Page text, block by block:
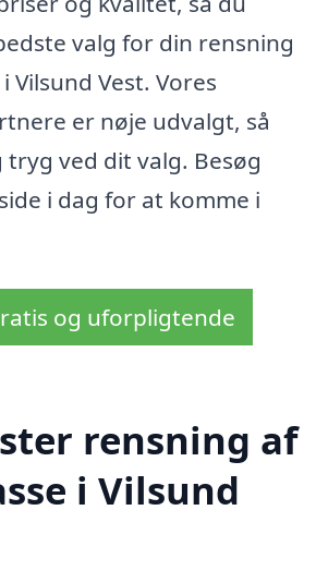
valg for din rensning
Vest. Vores
er nøje udvalgt, så
tryg ved dit valg. Besøg
i dag for at komme i
og uforpligtende
rensning af
i Vilsund